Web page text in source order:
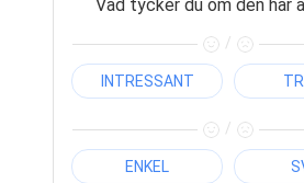
Vad tycker du om den här
/
INTRESSANT
/
ENKEL